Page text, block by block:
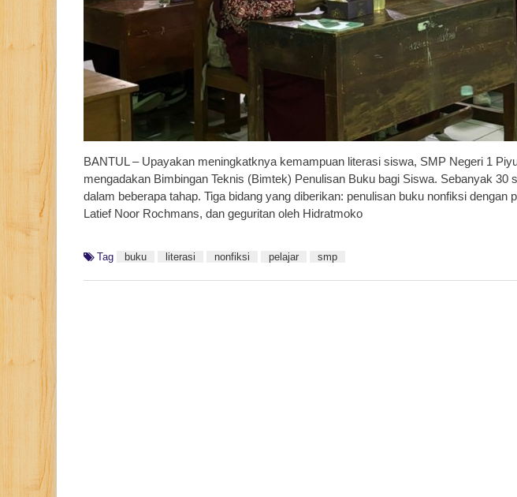
BANTUL – Upayakan meningkatknya kemampuan literasi siswa, SMP Negeri 1
mengadakan Bimbingan Teknis (Bimtek) Penulisan Buku bagi Siswa. Sebanyak 30
dalam beberapa tahap. Tiga bidang yang diberikan: penulisan buku nonfiksi dengan
Latief Noor Rochmans, dan geguritan oleh Hidratmoko
Tag buku literasi nonfiksi pelajar smp